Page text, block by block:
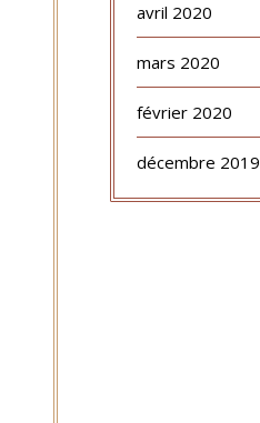
avril 2020
mars 2020
février 2020
décembre 2019